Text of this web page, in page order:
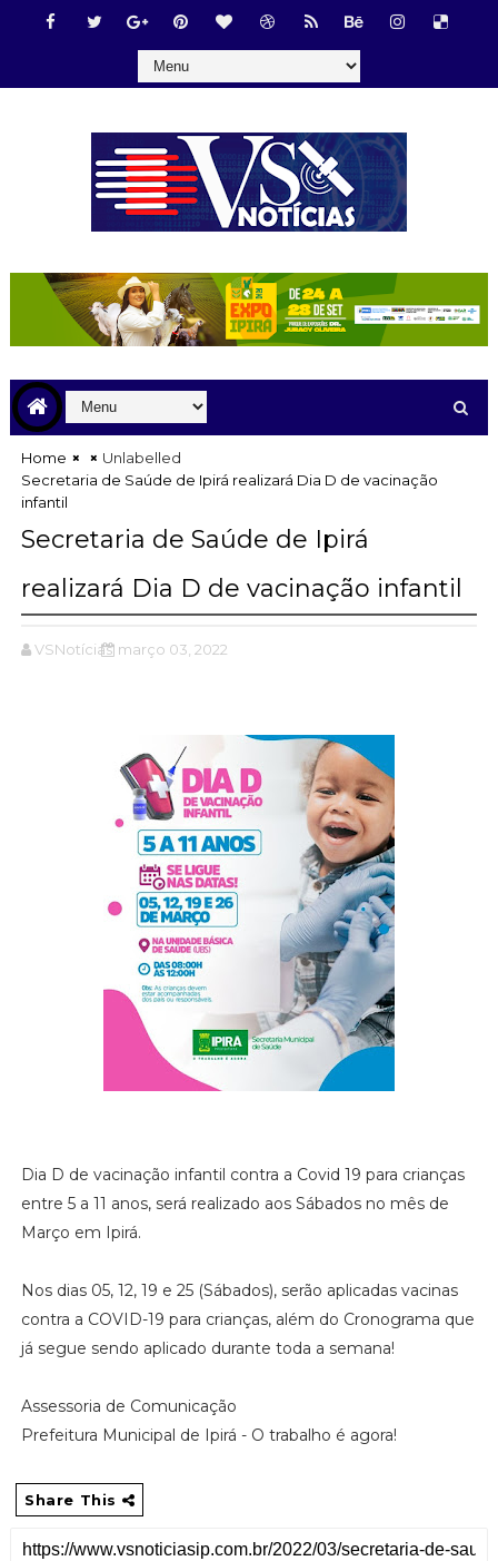
Home
Unlabelled
Secretaria de Saúde de Ipirá realizará Dia D de vacinação
infantil
Secretaria de Saúde de Ipirá
realizará Dia D de vacinação infantil
VSNotícias março 03, 2022
Dia D de vacinação infantil contra a Covid 19 para crianças
entre 5 a 11 anos, será realizado aos Sábados no mês de
Março em Ipirá.
Nos dias 05, 12, 19 e 25 (Sábados), serão aplicadas vacinas
contra a COVID-19 para crianças, além do Cronograma que
já segue sendo aplicado durante toda a semana!
Assessoria de Comunicação
Prefeitura Municipal de Ipirá - O trabalho é agora!
Share This